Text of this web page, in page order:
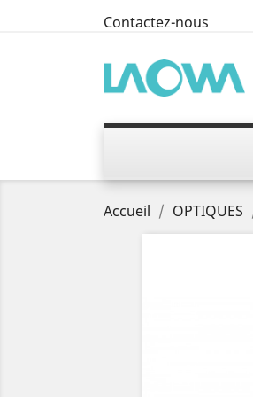
Contactez-nous
Accueil OPTIQUES